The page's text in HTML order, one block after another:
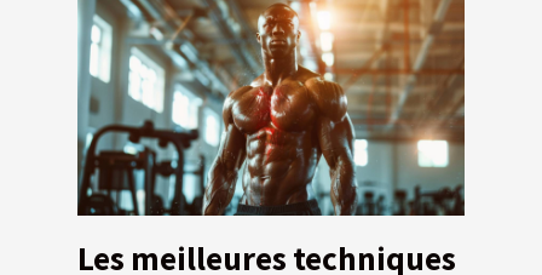
Les meilleures techniques